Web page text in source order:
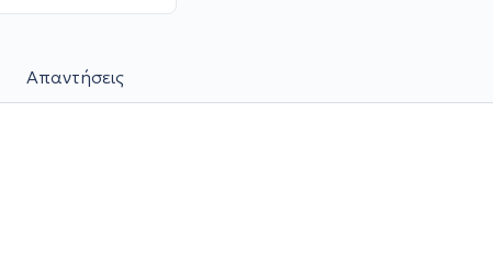
Απαντήσεις